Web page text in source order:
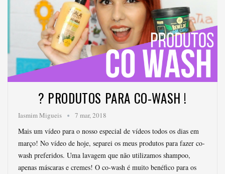
? PRODUTOS PARA CO-WASH !
Iasmim Migueis 7 mar, 2018
Mais um vídeo para o nosso especial de vídeos todos os dias em
março! No vídeo de hoje, separei os meus produtos para fazer co-
wash preferidos. Uma lavagem que não utilizamos shampoo,
apenas máscaras e cremes! O co-wash é muito benéfico para os